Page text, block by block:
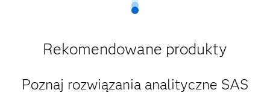
Rekomendowane produkty
Poznaj rozwiązania analityczne SAS